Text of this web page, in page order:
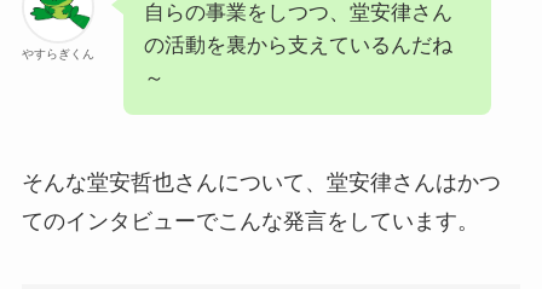
やすらぎくん
自らの事業をしつつ、堂安律さん
の活動を裏から支えているんだね
～
そんな堂安哲也さんについて、堂安律さんはかつ
てのインタビューでこんな発言をしています。